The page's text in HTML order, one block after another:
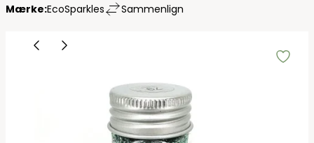
Mærke:EcoSparkles Sammenlign